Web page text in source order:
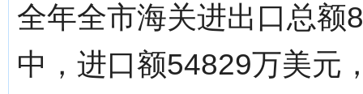
全年全市海关进出口总额
中，进口额54829万美元